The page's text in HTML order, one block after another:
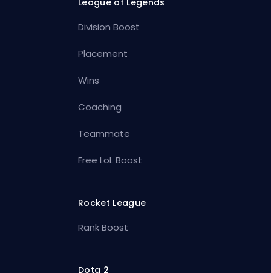
Division Boost
Placement
Wins
Coaching
Teammate
Free LoL Boost
Rocket League
Rank Boost
Dota 2